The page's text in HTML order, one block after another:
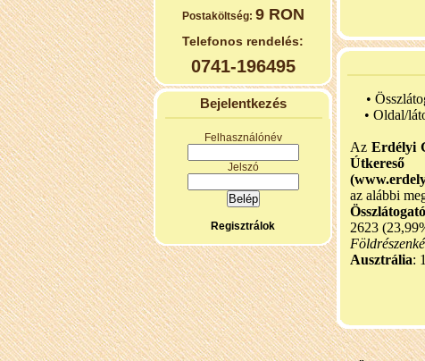
Postaköltség: 9 RON
Telefonos rendelés:
0741-196495
Bejelentkezés
Felhasználónév
Jelszó
Regisztrálok
•
• Oldal/
Az Erdélyi
Útkereső
az alábbi
2623
Ausztrália: